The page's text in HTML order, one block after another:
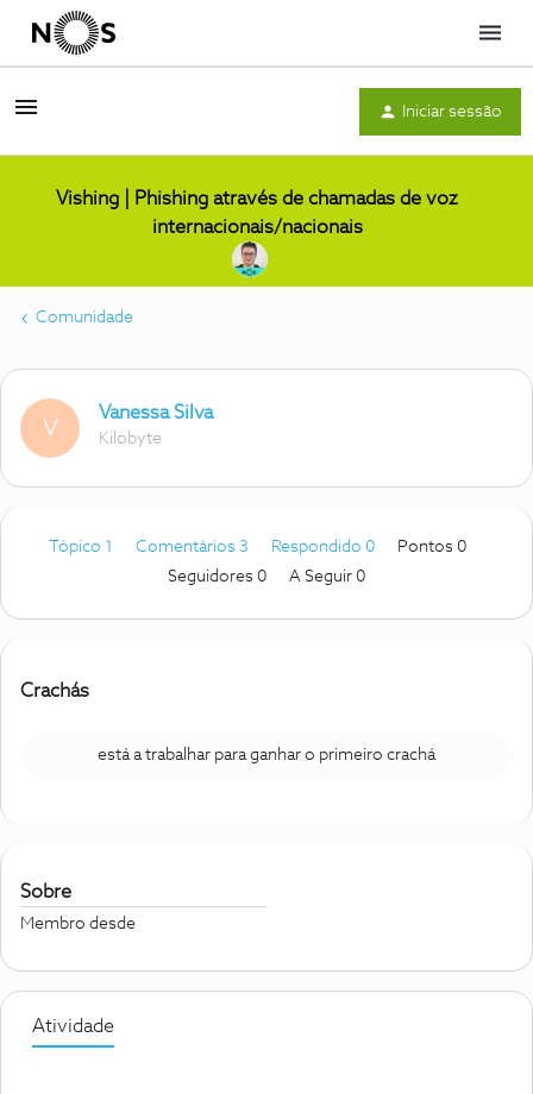
Menu
Iniciar sessão
Vishing | Phishing através de chamadas de voz
internacionais/nacionais
Comunidade
V
Vanessa Silva
Kilobyte
Tópico 1 Comentários 3 Respondido 0
Pontos 0
Seguidores 0 A Seguir 0
Crachás
está a trabalhar para ganhar o primeiro crachá
Sobre
Membro desde
Atividade